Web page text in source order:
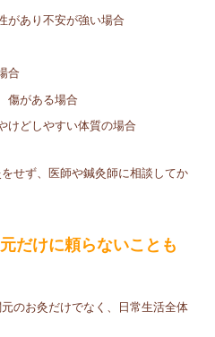
があり不安が強い場合
合
傷がある場合
けどしやすい体質の場合
せず、医師や鍼灸師に相談してか
だけに頼らないことも
のお灸だけでなく、日常生活全体